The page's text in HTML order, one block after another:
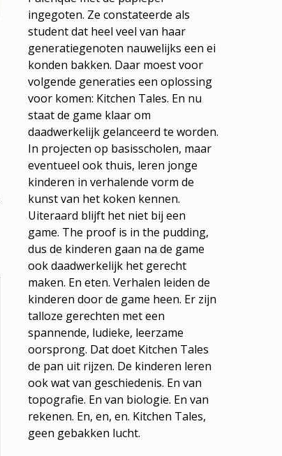
ingegoten. Ze constateerde als
student dat heel veel van haar
generatiegenoten nauwelijks een ei
konden bakken. Daar moest voor
volgende generaties een oplossing
voor komen: Kitchen Tales. En nu
staat de game klaar om
daadwerkelijk gelanceerd te worden.
In projecten op basisscholen, maar
eventueel ook thuis, leren jonge
kinderen in verhalende vorm de
kunst van het koken kennen.
Uiteraard blijft het niet bij een
game. The proof is in the pudding,
dus de kinderen gaan na de game
ook daadwerkelijk het gerecht
maken. En eten. Verhalen leiden de
kinderen door de game heen. Er zijn
talloze gerechten met een
spannende, ludieke, leerzame
oorsprong. Dat doet Kitchen Tales
de pan uit rijzen. De kinderen leren
ook wat van geschiedenis. En van
topografie. En van biologie. En van
rekenen. En, en, en. Kitchen Tales,
geen gebakken lucht.